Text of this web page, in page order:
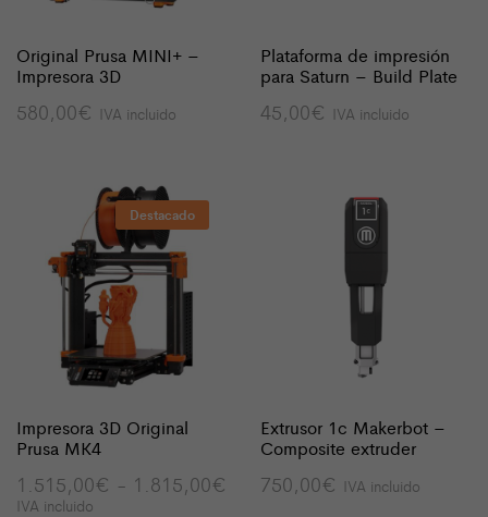
Original Prusa MINI+ –
Impresora 3D
580,00€ IVA incluido
Plataforma de impresión
para Saturn – Build Plate
45,00€ IVA incluido
Destacado
Impresora 3D Original
Prusa MK4
1.515,00€ - 1.815,00€ Rango
IVA incluido
Extrusor 1c Makerbot –
Composite extruder
750,00€ IVA incluido